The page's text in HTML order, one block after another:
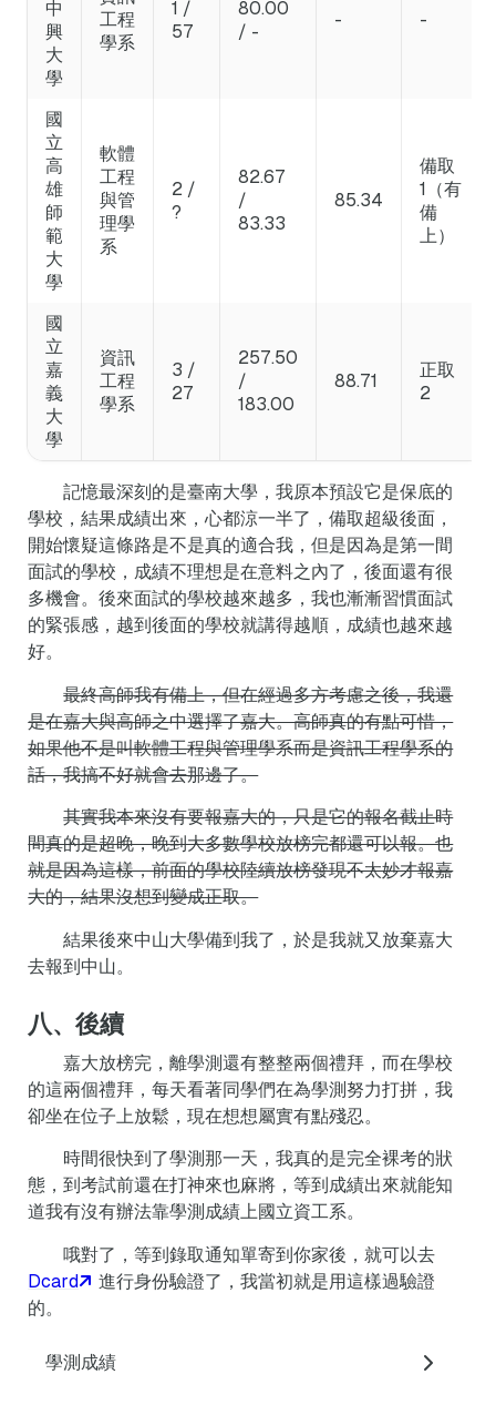
中
興
大
學
工程
學系
1 /
57
80.00
/ -
- -
國
立
高
雄
師
範
大
學
軟體
工程
與管
理學
系
2 /
?
82.67
/
83.33
85.34
備取
1（有
備
上）
國
立
嘉
義
大
學
資訊
工程
學系
3 /
27
257.50
/
183.00
88.71
正取
2
記憶最深刻的是臺南大學，我原本預設它是保底的
學校，結果成績出來，心都涼一半了，備取超級後面，
開始懷疑這條路是不是真的適合我，但是因為是第一間
面試的學校，成績不理想是在意料之內了，後面還有很
多機會。後來面試的學校越來越多，我也漸漸習慣面試
的緊張感，越到後面的學校就講得越順，成績也越來越
好。
最終高師我有備上，但在經過多方考慮之後，我還
是在嘉大與高師之中選擇了嘉大。高師真的有點可惜，
如果他不是叫軟體工程與管理學系而是資訊工程學系的
話，我搞不好就會去那邊了。
其實我本來沒有要報嘉大的，只是它的報名截止時
間真的是超晚，晚到大多數學校放榜完都還可以報。也
就是因為這樣，前面的學校陸續放榜發現不太妙才報嘉
大的，結果沒想到變成正取。
結果後來中山大學備到我了，於是我就又放棄嘉大
去報到中山。
八、後續
嘉大放榜完，離學測還有整整兩個禮拜，而在學校
的這兩個禮拜，每天看著同學們在為學測努力打拼，我
卻坐在位子上放鬆，現在想想屬實有點殘忍。
時間很快到了學測那一天，我真的是完全裸考的狀
態，到考試前還在打神來也麻將，等到成績出來就能知
道我有沒有辦法靠學測成績上國立資工系。
哦對了，等到錄取通知單寄到你家後，就可以去
Dcard
進行身份驗證了，我當初就是用這樣過驗證
的。
學測成績